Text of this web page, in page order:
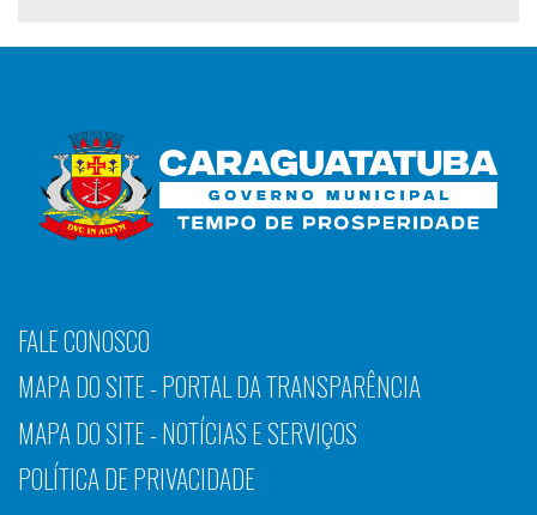
FALE CONOSCO
MAPA DO SITE - PORTAL DA TRANSPARÊNCIA
MAPA DO SITE - NOTÍCIAS E SERVIÇOS
POLÍTICA DE PRIVACIDADE